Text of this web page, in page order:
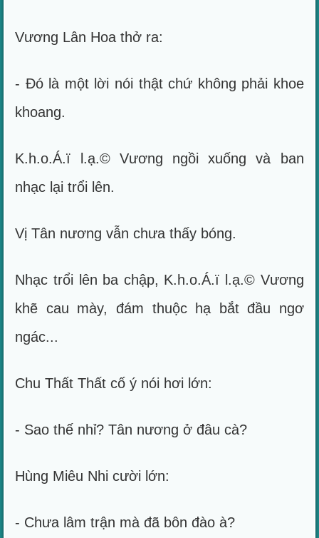
Vương Lân Hoa thở ra:
- Đó là một lời nói thật chứ không phải khoe
khoang.
K.h.o.Á.ï l.ạ.© Vương ngồi xuống và ban
nhạc lại trổi lên.
Vị Tân nương vẫn chưa thấy bóng.
Nhạc trổi lên ba chập, K.h.o.Á.ï l.ạ.© Vương
khẽ cau mày, đám thuộc hạ bắt đầu ngơ
ngác...
Chu Thất Thất cố ý nói hơi lớn:
- Sao thế nhỉ? Tân nương ở đâu cà?
Hùng Miêu Nhi cười lớn:
- Chưa lâm trận mà đã bôn đào à?